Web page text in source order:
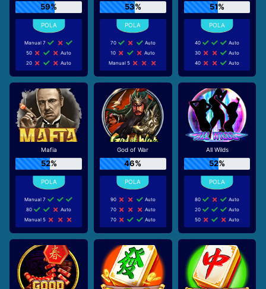
59%
Manual 7
50
Auto
20
Auto
53%
70
Auto
10
Auto
Manual 5
51%
40
Auto
30
Auto
40
Auto
Mafia
52%
Manual 7
80
Auto
Manual 5
God of War
46%
90
Auto
70
Auto
70
Auto
All Wilds
52%
80
Auto
20
Auto
50
Auto